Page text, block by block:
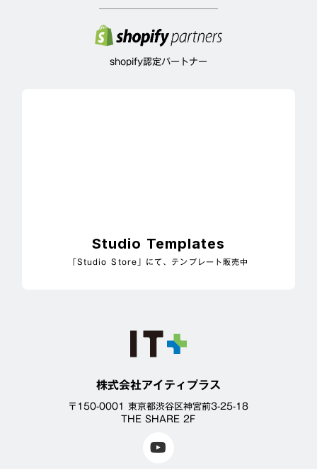
株式会社アイティプラス
〒150-0001 東京都渋谷区神宮前3-25-18
THE SHARE 2F
shopify認定パートナー
Studio Templates
「Studio Store」にて、テンプレート販売中